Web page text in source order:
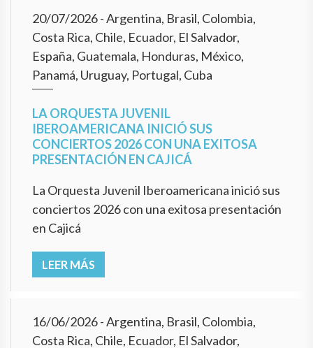
20/07/2026- Argentina, Brasil, Colombia,
Costa Rica, Chile, Ecuador, El Salvador,
España, Guatemala, Honduras, México,
Panamá, Uruguay, Portugal, Cuba
LA ORQUESTA JUVENIL
IBEROAMERICANA INICIÓ SUS
CONCIERTOS 2026 CON UNA EXITOSA
PRESENTACIÓN EN CAJICÁ
La Orquesta Juvenil Iberoamericana inició sus
conciertos 2026 con una exitosa presentación
en Cajicá
LEER MÁS
16/06/2026- Argentina, Brasil, Colombia,
Costa Rica, Chile, Ecuador, El Salvador,